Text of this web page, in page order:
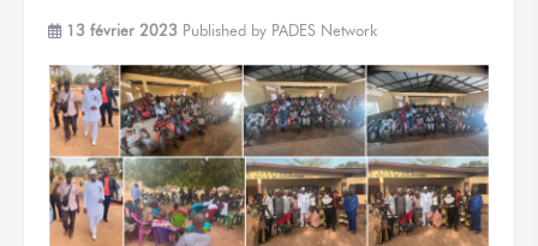
13 février 2023 Published by PADES Network